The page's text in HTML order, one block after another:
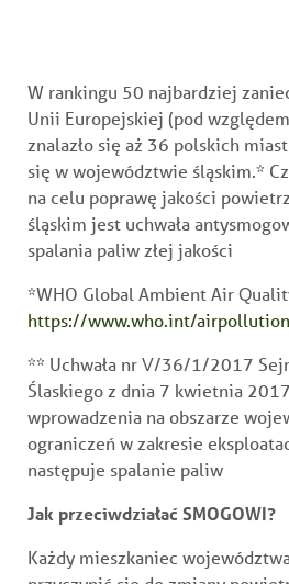
W rankingu 50 najbardziej
Unii Europejskiej (pod
znalazło się aż 36 polskich
się w województwie śląskim.*
na celu poprawę jakości
śląskim jest uchwała
spalania paliw złej jakości
*WHO Global Ambient Air
https://www.who.int/
** Uchwała nr V/36/1/2017
Ślaskiego z dnia 7 kwietnia
wprowadzenia na obszarze
ograniczeń w zakresie
następuje spalanie paliw
Jak przeciwdziałać SMOGOWI?
Każdy mieszkaniec